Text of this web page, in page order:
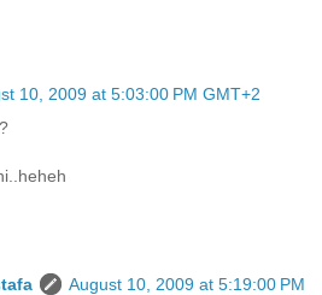
10, 2009 at 5:03:00 PM GMT+2
August 10, 2009 at 5:19:00 PM